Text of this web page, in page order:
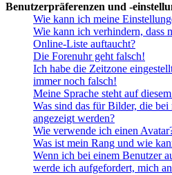
Benutzerpräferenzen und -
Wie kann ich meine
Wie kann ich verhindern, dass
Online-Liste auftaucht?
Die Forenuhr geht falsch!
Ich habe die Zeitzone
immer noch falsch!
Meine Sprache steht auf
Was sind das für Bilder, die bei
angezeigt werden?
Wie verwende ich einen
Was ist mein Rang und wie
Wenn ich bei einem Benutzer
werde ich aufgefordert, mich